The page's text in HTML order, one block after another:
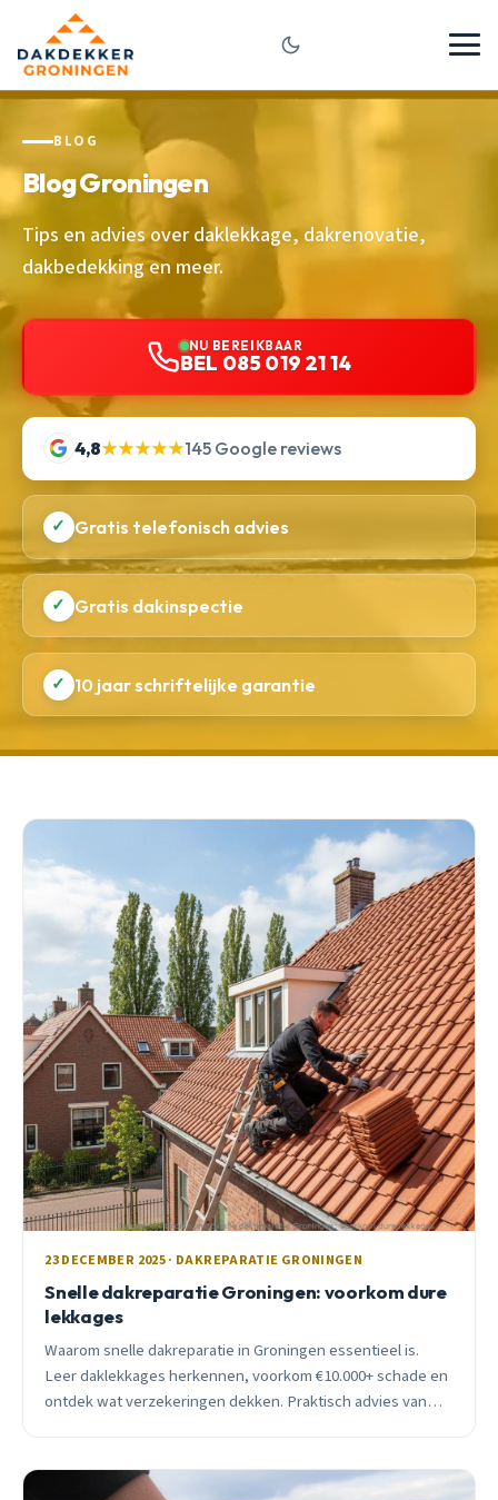
BLOG
Blog Groningen
Tips en advies over daklekkage, dakrenovatie,
dakbedekking en meer.
NU BEREIKBAAR
BEL 085 019 21 14
4,8★★★★★145 Google reviews
✓ Gratis telefonisch advies
✓ Gratis dakinspectie
✓ 10 jaar schriftelijke garantie
23 DECEMBER 2025 · DAKREPARATIE GRONINGEN
Snelle dakreparatie Groningen: voorkom dure
lekkages
Waarom snelle dakreparatie in Groningen essentieel is.
Leer daklekkages herkennen, voorkom €10.000+ schade en
ontdek wat verzekeringen dekken. Praktisch advies van